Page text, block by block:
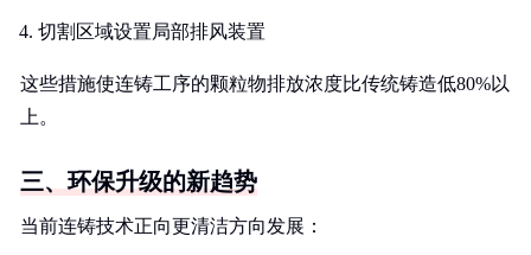
切割区域设置局部排风装置
这些措施使连铸工序的颗粒物排放浓度比传统铸造低80%以
上。
三、环保升级的新趋势
当前连铸技术正向更清洁方向发展：